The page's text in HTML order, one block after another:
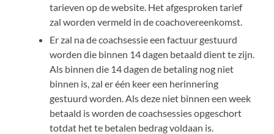
tarieven op de website. Het afgesproken tarief
zal worden vermeld in de coachovereenkomst.
Er zal na de coachsessie een factuur gestuurd
worden die binnen 14 dagen betaald dient te zijn.
Als binnen die 14 dagen de betaling nog niet
binnen is, zal er één keer een herinnering
gestuurd worden. Als deze niet binnen een week
betaald is worden de coachsessies opgeschort
totdat het te betalen bedrag voldaan is.